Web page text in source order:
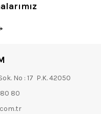
No : 17 P.K. 42050
80